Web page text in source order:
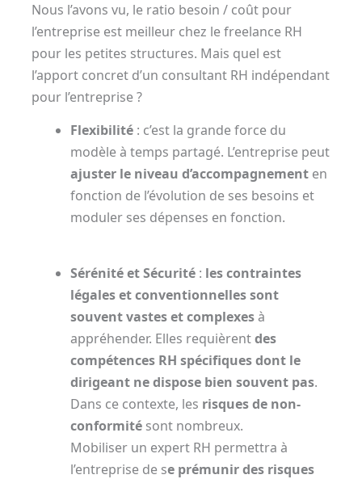
Nous l’avons vu, le ratio besoin / coût pour
l’entreprise est meilleur chez le freelance RH
pour les petites structures. Mais quel est
l’apport concret d’un consultant RH indépendant
pour l’entreprise ?
Flexibilité: c’est la grande force du
modèle à temps partagé. L’entreprise peut
ajuster le niveau d’accompagnementen
fonction de l’évolution de ses besoins et
moduler ses dépenses en fonction.
Sérénité et Sécurité: les contraintes
légales et conventionnelles sont
souvent vastes et complexesà
appréhender. Elles requièrentdes
compétences RH spécifiques dont le
dirigeant ne dispose bien souvent pas.
Dans ce contexte, les risques de non-
conformitésont nombreux.
Mobiliser un expert RH permettra à
l’entreprise de se prémunir des risques